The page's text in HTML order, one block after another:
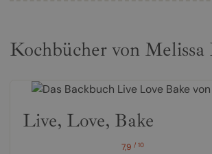
Kochbücher von
Live, Love, Bake
7,9/ 10